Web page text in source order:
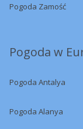
Pogoda Zamość
Pogoda w
Pogoda Antalya
Pogoda Alanya